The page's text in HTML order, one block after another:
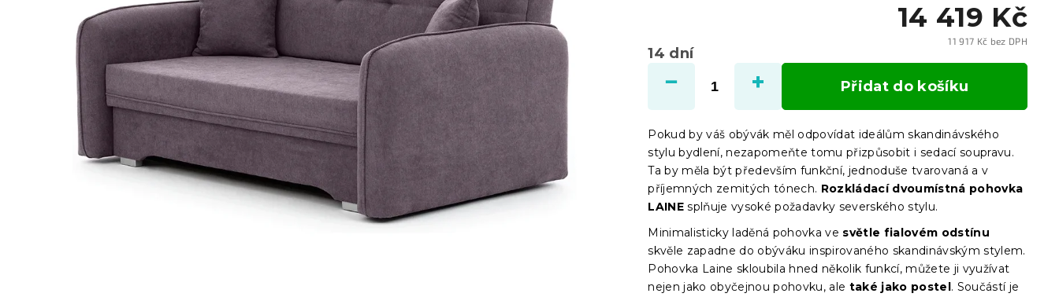
14 419 Kč
11 917 Kč bez DPH
cena:
14 dní
Přidat do košíku
Pokud by váš obývák měl odpovídat ideálům skandinávského
stylu bydlení, nezapomeňte tomu přizpůsobit i sedací soupravu.
Ta by měla být především funkční, jednoduše tvarovaná a v
příjemných zemitých tónech. Rozkládací dvoumístná pohovka
LAINE splňuje vysoké požadavky severského stylu.
Minimalisticky laděná pohovka ve světle fialovém odstínu
skvěle zapadne do obýváku inspirovaného skandinávským stylem.
Pohovka Laine skloubila hned několik funkcí, můžete ji využívat
nejen jako obyčejnou pohovku, ale také jako postel. Součástí je